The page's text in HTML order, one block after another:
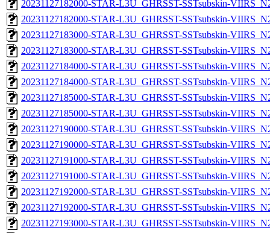
20231127182000-STAR-L3U_GHRSST-SSTsubskin-
20231127182000-STAR-L3U_GHRSST-SSTsubskin-
20231127183000-STAR-L3U_GHRSST-SSTsubskin-
20231127183000-STAR-L3U_GHRSST-SSTsubskin-
20231127184000-STAR-L3U_GHRSST-SSTsubskin-
20231127184000-STAR-L3U_GHRSST-SSTsubskin-
20231127185000-STAR-L3U_GHRSST-SSTsubskin-
20231127185000-STAR-L3U_GHRSST-SSTsubskin-
20231127190000-STAR-L3U_GHRSST-SSTsubskin-
20231127190000-STAR-L3U_GHRSST-SSTsubskin-
20231127191000-STAR-L3U_GHRSST-SSTsubskin-
20231127191000-STAR-L3U_GHRSST-SSTsubskin-
20231127192000-STAR-L3U_GHRSST-SSTsubskin-
20231127192000-STAR-L3U_GHRSST-SSTsubskin-
20231127193000-STAR-L3U_GHRSST-SSTsubskin-